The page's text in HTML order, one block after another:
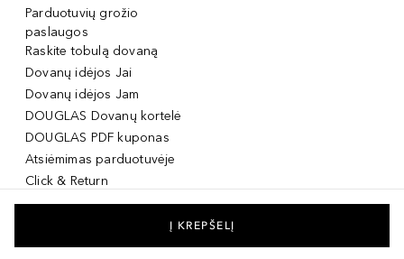
Parduotuvių grožio
paslaugos
Raskite tobulą dovaną
Dovanų idėjos Jai
Dovanų idėjos Jam
DOUGLAS Dovanų kortelė
DOUGLAS PDF kuponas
Atsiėmimas parduotuvėje
Click & Return
DOUGLAS Grožio Kortelė
Į KREPŠELĮ